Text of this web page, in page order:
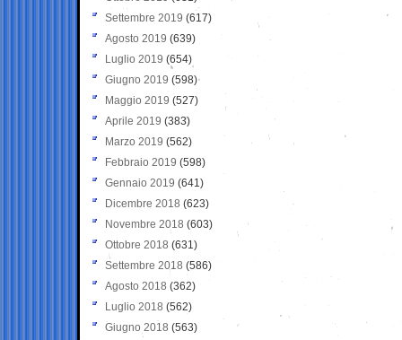
Settembre 2019 (617)
Agosto 2019 (639)
Luglio 2019 (654)
Giugno 2019 (598)
Maggio 2019 (527)
Aprile 2019 (383)
Marzo 2019 (562)
Febbraio 2019 (598)
Gennaio 2019 (641)
Dicembre 2018 (623)
Novembre 2018 (603)
Ottobre 2018 (631)
Settembre 2018 (586)
Agosto 2018 (362)
Luglio 2018 (562)
Giugno 2018 (563)